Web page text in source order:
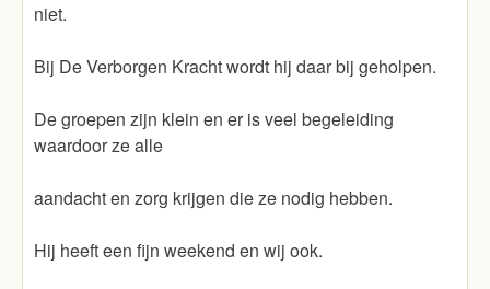
niet.
Bij De Verborgen Kracht wordt hij daar bij geholpen.
De groepen zijn klein en er is veel begeleiding
waardoor ze alle
aandacht en zorg krijgen die ze nodig hebben.
Hij heeft een fijn weekend en wij ook.